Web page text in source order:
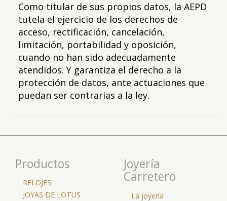
Como titular de sus propios datos, la AEPD
tutela el ejercicio de los derechos de
acceso, rectificación, cancelación,
limitación, portabilidad y oposición,
cuando no han sido adecuadamente
atendidos. Y garantiza el derecho a la
protección de datos, ante actuaciones que
puedan ser contrarias a la ley.
Productos
RELOJES
JOYAS DE LOTUS
Joyería
Carretero
La joyería